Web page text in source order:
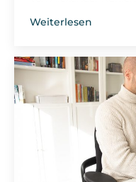
Weiterlesen